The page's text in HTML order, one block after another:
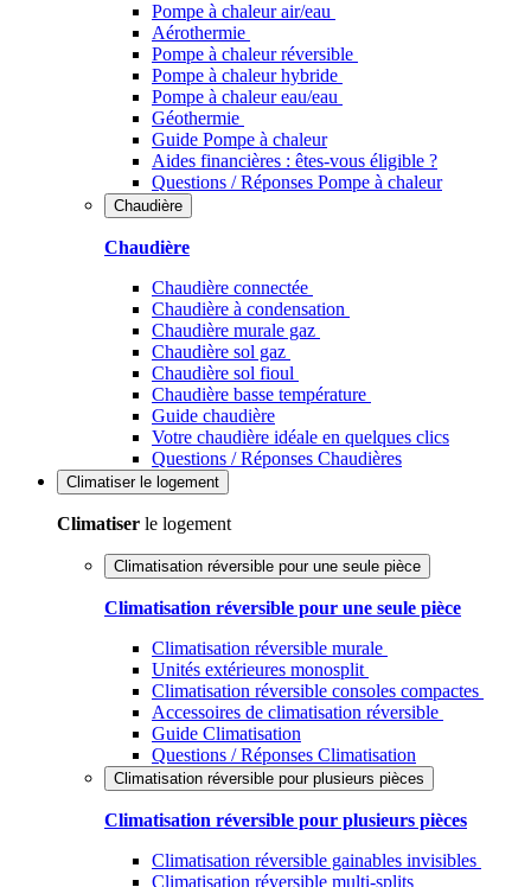
Pompe à chaleur air/eau
Aérothermie
Pompe à chaleur réversible
Pompe à chaleur hybride
Pompe à chaleur​ eau/eau
Géothermie
Guide Pompe à chaleur
Aides financières : êtes-vous éligible ?
Questions / Réponses Pompe à chaleur
Chaudière
Chaudière
Chaudière connectée
Chaudière à condensation
Chaudière murale gaz
Chaudière sol gaz
Chaudière sol fioul
Chaudière basse température
Guide chaudière
Votre chaudière idéale en quelques clics
Questions / Réponses Chaudières
Climatiser le logement
Climatiser le logement
Climatisation réversible pour une seule pièce
Climatisation réversible pour une seule pièce
Climatisation réversible murale
Unités extérieures monosplit
Climatisation réversible consoles compactes
Accessoires de climatisation réversible
Guide Climatisation
Questions / Réponses Climatisation
Climatisation réversible pour plusieurs pièces
Climatisation réversible pour plusieurs pièces
Climatisation réversible gainables invisibles
Climatisation réversible multi-splits